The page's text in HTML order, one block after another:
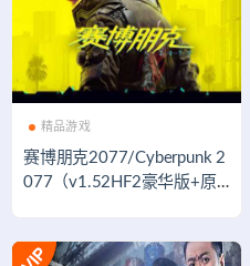
精品游戏
赛博朋克2077/Cyberpunk 2
077（v1.52HF2豪华版+原